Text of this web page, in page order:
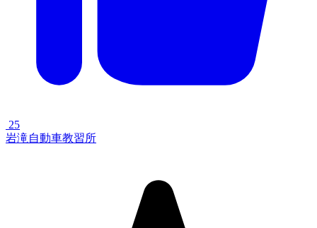
25
岩滝自動車教習所